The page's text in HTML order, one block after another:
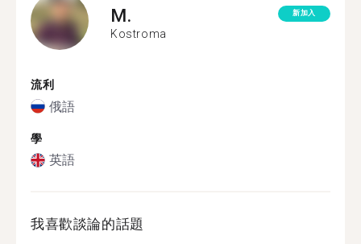
M.
Kostroma
新加入
流利
俄語
學
英語
我喜歡談論的話題